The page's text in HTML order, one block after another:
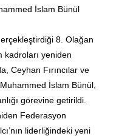
İslam Bünül
8. Olağan
kadroları yeniden
Ceyhan Fırıncılar ve
İslam Bünül,
görevine getirildi.
Federasyon
liderliğindeki yeni